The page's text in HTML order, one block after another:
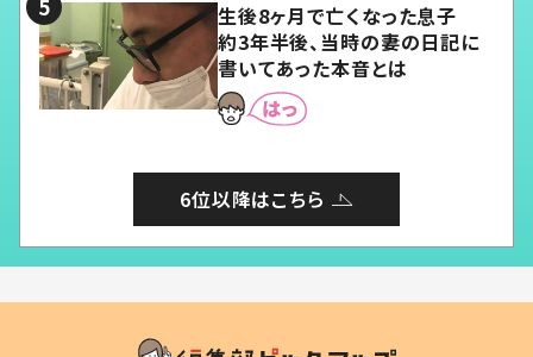
生後8ヶ月で亡くなった息子
約3年半後、当時の妻の日記に
書いてあった本音とは
6位以降はこちら